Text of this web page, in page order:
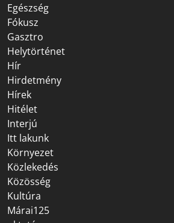
Egészség
Fókusz
Gasztro
Helytörténet
Hír
Hirdetmény
Hírek
Hitélet
Interjú
Itt lakunk
Környezet
Közlekedés
Közösség
Kultúra
Márai125